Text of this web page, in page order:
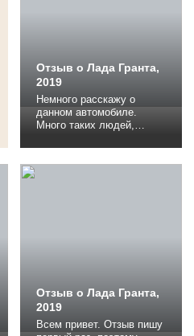
Отзыв о Лада Гранта,
2019
Немного расскажу о
данном автомобиле.
Много таких людей,
не стоит своих денег.
Скажу Вам, что это
динамической...
Отзыв о Лада Гранта,
2019
Всем привет. Отзыв пишу